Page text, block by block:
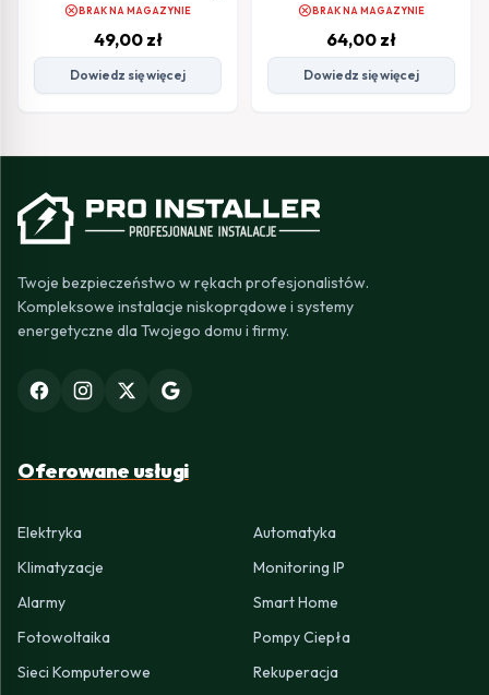
cancelBRAK NA MAGAZYNIE
49,00 zł
Dowiedz się więcej
cancelBRAK NA MAGAZYNIE
64,00 zł
Dowiedz się więcej
Twoje bezpieczeństwo w rękach profesjonalistów.
Kompleksowe instalacje niskoprądowe i systemy
energetyczne dla Twojego domu i firmy.
Oferowane usługi
Elektryka
Automatyka
Klimatyzacje
Monitoring IP
Alarmy
Smart Home
Fotowoltaika
Pompy Ciepła
Sieci Komputerowe
Rekuperacja